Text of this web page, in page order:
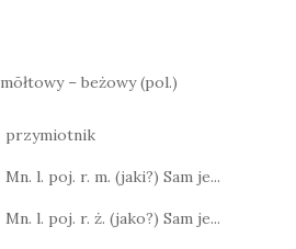
mōłtowy – beżowy (pol.)
przymiotnik
Mn. l. poj. r. m. (jaki?) Sam je...
Mn. l. poj. r. ż. (jako?) Sam je...